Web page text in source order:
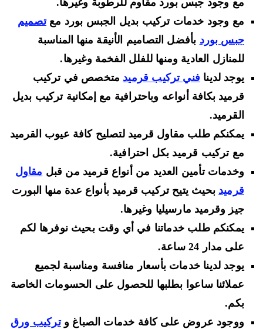
مع وجود جبس بورد مقاوم للرطوبة وغيرها.
مع وجود خدمات تركيب بديل الجبس بورد مع تصميم
جبس بوردبأفضل التصاميم الأنيقة منها المناسبة
للمنازل العادية ومنها للفلل الفخمة وغيرها.
يوجد لدينافني تركيب قرميد متخصص في تركيب
قرميد بكافة أنواعه وباحترافية مع إمكانية تركيب بديل
القرميد.
يمكنكم طلب مقاول قرميد لتصليح كافة عيوب القرميد
مع تركيب قرميد بكل احترافية.
وخدمات تأمين العديد من أنواع قرميد من قبلمقاول
قرميد بحيث يتيح تركيب قرميد بأنواع عدة منها البورت
جيز وقرميد مارسيليا وغيرها.
يمكنكم طلب خدماتنا في أي وقت بحيث نوفرها لكم
على مدار 24 ساعة.
يوجد لدينا خدمات بأسعار منافسة ومناسبة لجميع
عملائنا ساعوا بطلبها للحصول على الحسومات الخاصة
بكم.
ووجود عروض على كافة خدمات الصباغ وتركيب ورق